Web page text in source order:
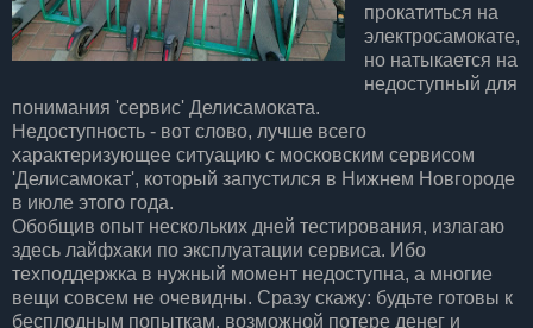
прокатиться на
электросамокате,
но натыкается на
недоступный для
понимания 'сервис' Делисамоката.
Недоступность - вот слово, лучше всего
характеризующее ситуацию с московским сервисом
'Делисамокат', который запустился в Нижнем Новгороде
в июле этого года.
Обобщив опыт нескольких дней тестирования, излагаю
здесь лайфхаки по эксплуатации сервиса. Ибо
техподдержка в нужный момент недоступна, а многие
вещи совсем не очевидны. Сразу скажу: будьте готовы к
бесплодным попыткам, возможной потере денег и